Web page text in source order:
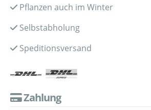
Pflanzen auch im Winter
Selbstabholung
Speditionsversand
Zahlung